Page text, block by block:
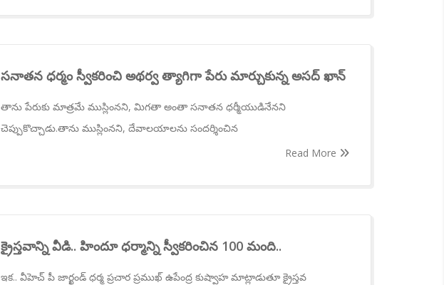
సనాతన ధర్మం స్వీకరించి అథర్వ త్యాగిగా పేరు మార్చుకున్న అసద్ ఖాన్
తాను పేరుకు మాత్రమే ముస్లింనని, మిగతా అంతా సనాతన ధర్మీయుడినేనని
చెప్పుకొచ్చాడు.తాను ముస్లింనని, దేవాలయాలను సందర్శించిన
Read More
క్రైస్తవాన్ని వీడి.. హిందూ ధర్మాన్ని స్వీకరించిన 100 మంది..
ఇక.. వీహెచ్ పీ జార్ఖండ్ ధర్మ ప్రచార ప్రముఖ్ ఉపేంద్ర కుష్వాహ మాట్లాడుతూ క్రైస్తవ